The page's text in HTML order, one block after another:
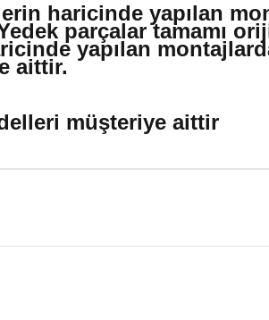
haricinde yapılan
parçalar tamamı
yapılan
aittir.
müşteriye aittir